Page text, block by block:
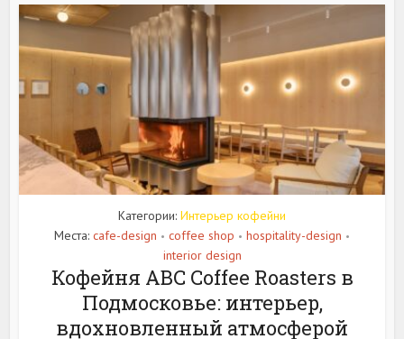
Категории: Интерьер кофейни
Места: cafe-design • coffee shop • hospitality-design •
interior design
Кофейня ABC Coffee Roasters в
Подмосковье: интерьер,
вдохновленный атмосферой